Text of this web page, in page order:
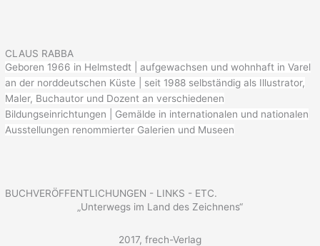
CLAUS RABBA
Geboren 1966 in Helmstedt | aufgewachsen und wohnhaft in Varel
an der norddeutschen Küste | seit 1988 selbständig als Illustrator,
Maler, Buchautor und Dozent an verschiedenen
Bildungseinrichtungen | Gemälde in internationalen und nationalen
Ausstellungen renommierter Galerien und Museen
BUCHVERÖFFENTLICHUNGEN - LINKS - ETC.
„Unterwegs im Land des Zeichnens“
2017, frech-Verlag